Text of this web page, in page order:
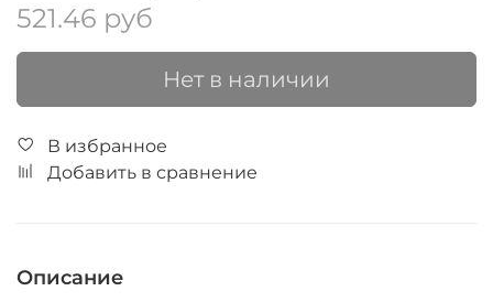
521.46 руб
Нет в наличии
В избранное
Добавить в сравнение
Описание